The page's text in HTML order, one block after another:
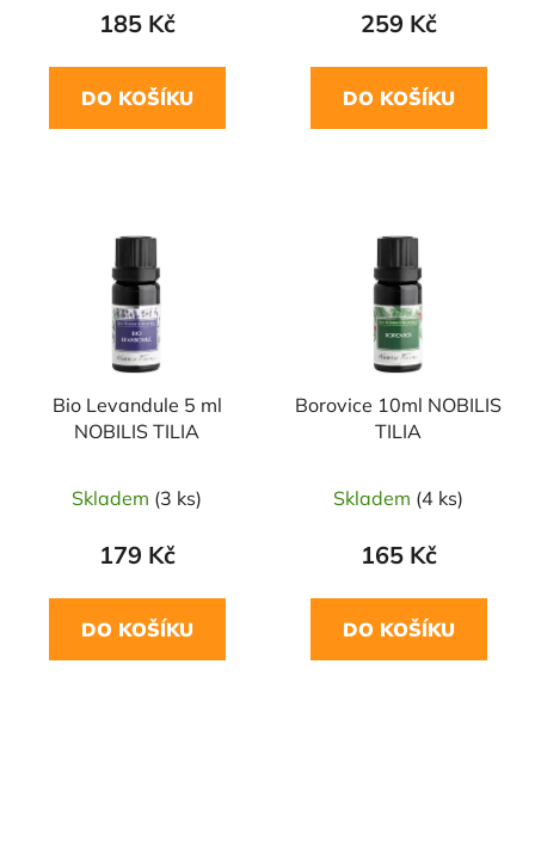
185 Kč
DO KOŠÍKU
259 Kč
DO KOŠÍKU
Bio Levandule 5 ml
NOBILIS TILIA
Skladem (3 ks)
179 Kč
DO KOŠÍKU
Borovice 10ml NOBILIS
TILIA
Skladem (4 ks)
165 Kč
DO KOŠÍKU